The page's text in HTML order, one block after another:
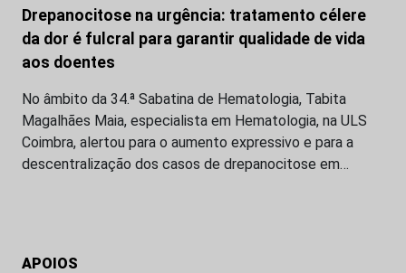
Drepanocitose na urgência: tratamento célere
da dor é fulcral para garantir qualidade de vida
aos doentes
No âmbito da 34.ª Sabatina de Hematologia, Tabita
Magalhães Maia, especialista em Hematologia, na ULS
Coimbra, alertou para o aumento expressivo e para a
descentralização dos casos de drepanocitose em…
APOIOS